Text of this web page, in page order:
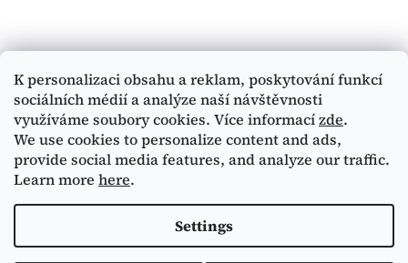
K personalizaci obsahu a reklam, poskytování funkcí
sociálních médií a analýze naší návštěvnosti
využíváme soubory cookies. Více informacízde.
We use cookies to personalize content and ads,
provide social media features, and analyze our traffic.
Learn more here.
Settings